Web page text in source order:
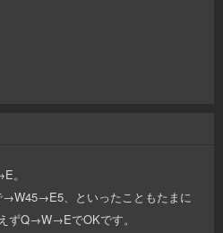
。
、といったこともたまに
ずQ→W→EでOKです。